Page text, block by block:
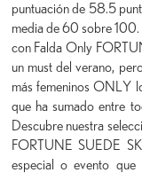
puntuación de 58.5
media de 60 sobre
con Falda Only
un must del verano,
más femeninos ONLY
que ha sumado entre
Descubre nuestra
FORTUNE SUEDE
especial o evento que